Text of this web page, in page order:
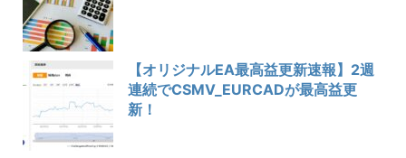
【オリジナルEA最高益更新速報】2週
連続でCSMV_EURCADが最高益更
新！